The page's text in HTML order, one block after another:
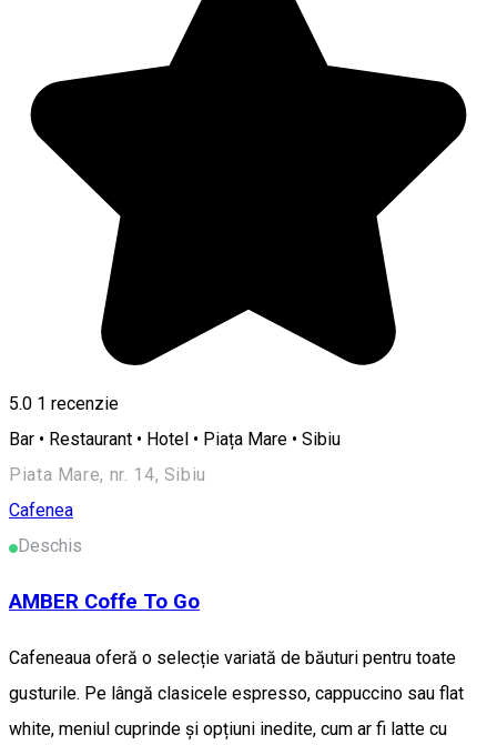
5.0 1 recenzie
Bar • Restaurant • Hotel • Piața Mare • Sibiu
Piata Mare, nr. 14, Sibiu
Cafenea
Deschis
AMBER Coffe To Go
Cafeneaua oferă o selecție variată de băuturi pentru toate
gusturile. Pe lângă clasicele espresso, cappuccino sau flat
white, meniul cuprinde și opțiuni inedite, cum ar fi latte cu